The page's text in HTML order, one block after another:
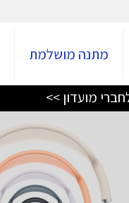
מתנה מושלמת